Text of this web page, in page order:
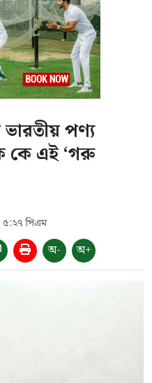
পণ্য
কে এই ‘গরু
পিএম
অ- অ+